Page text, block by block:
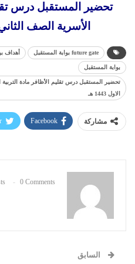
تحضير المستقبل درس
الأسرية الصف الثاني
future gate بوابة المستقبل أهداف
بوابة المستقبل
تحضير المستقبل درس تقليم الأظافر مادة
الاول 1443 هـ
مشاركة Facebook
0 Comments
السابق